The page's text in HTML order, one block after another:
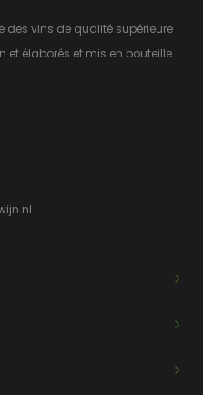
des vins de qualité supérieure
élaborés et mis en bouteille